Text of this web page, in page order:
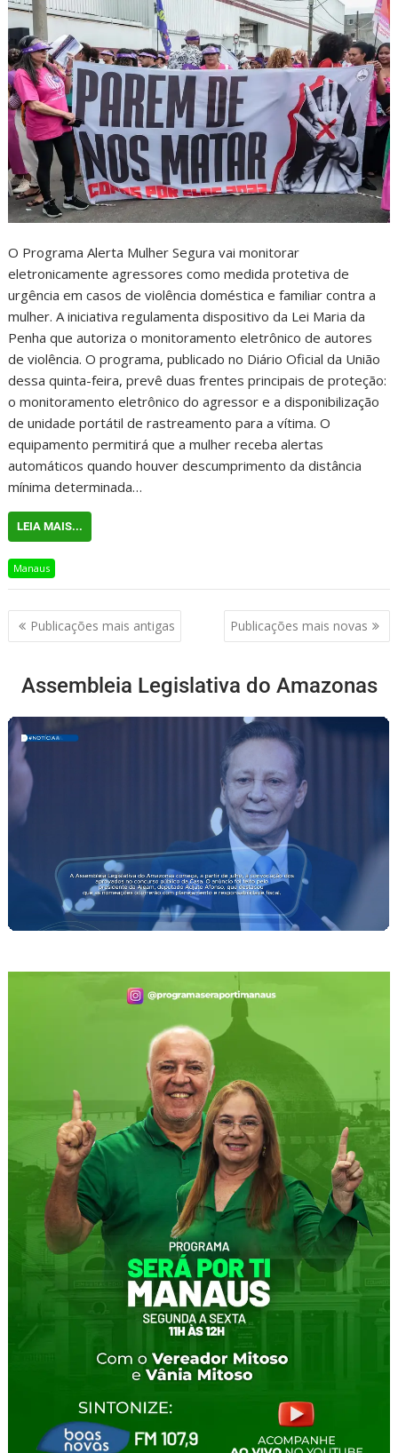
O Programa Alerta Mulher Segura vai monitorar
eletronicamente agressores como medida protetiva de
urgência em casos de violência doméstica e familiar contra a
mulher. A iniciativa regulamenta dispositivo da Lei Maria da
Penha que autoriza o monitoramento eletrônico de autores
de violência. O programa, publicado no Diário Oficial da União
dessa quinta-feira, prevê duas frentes principais de proteção:
o monitoramento eletrônico do agressor e a disponibilização
de unidade portátil de rastreamento para a vítima. O
equipamento permitirá que a mulher receba alertas
automáticos quando houver descumprimento da distância
mínima determinada…
LEIA MAIS...
Manaus
Publicações mais antigas Publicações mais novas
Assembleia Legislativa do Amazonas